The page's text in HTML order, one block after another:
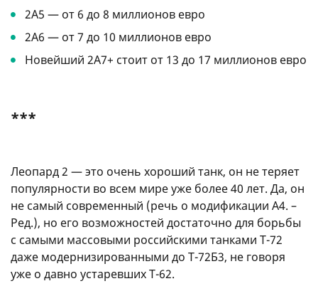
2A5 — от 6 до 8 миллионов евро
2A6 — от 7 до 10 миллионов евро
Новейший 2A7+ стоит от 13 до 17 миллионов евро
***
Леопард 2 — это очень хороший танк, он не теряет
популярности во всем мире уже более 40 лет. Да, он
не самый современный (речь о модификации А4. –
Ред.), но его возможностей достаточно для борьбы
с самыми массовыми российскими танками Т-72
даже модернизированными до Т-72Б3, не говоря
уже о давно устаревших Т-62.